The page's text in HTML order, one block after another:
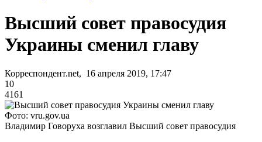
Высший совет правосудия
Украины сменил главу
Корреспондент.net, 16 апреля 2019, 17:47
10
4161
Фото: vru.gov.ua
Владимир Говоруха возглавил Высший совет правосудия